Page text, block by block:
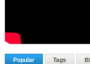
Popular Tags